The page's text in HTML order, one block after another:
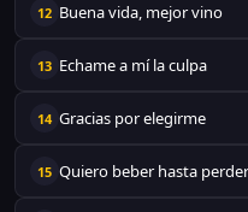
12 Buena vida, mejor vino
13 Echame a mí la culpa
14 Gracias por elegirme
15 Quiero beber hasta